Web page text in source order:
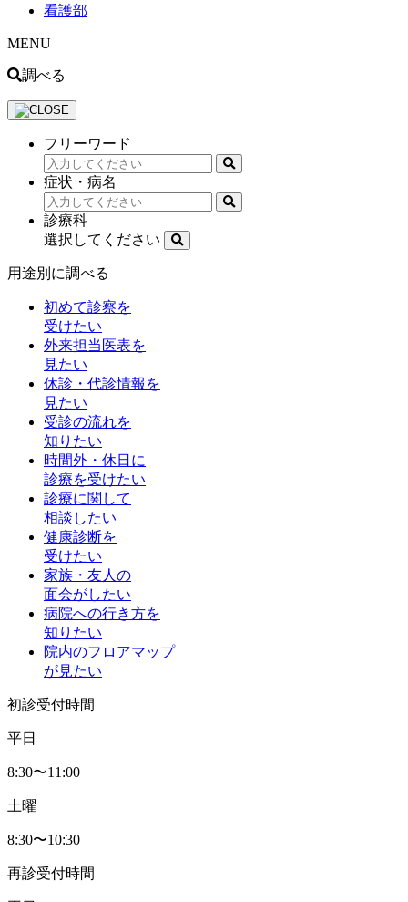
看護部
MENU
調べる
フリーワード
症状・病名
診療科
選択してください
用途別に調べる
初めて診察を
受けたい
外来担当医表を
見たい
休診・代診情報を
見たい
受診の流れを
知りたい
時間外・休日に
診療を受けたい
診療に関して
相談したい
健康診断を
受けたい
家族・友人の
面会がしたい
病院への行き方を
知りたい
院内のフロアマップ
が見たい
初診受付時間
平日
8:30〜11:00
土曜
8:30〜10:30
再診受付時間